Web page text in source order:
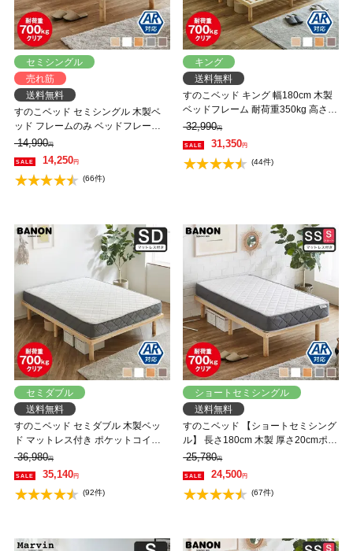
セミシングル
売れ筋
送料無料
すのこベッド セミシングル 木製ベ
ッド フレームのみ ベッドフレーム
ローベッド 高さ調整 組立簡単 ヘッ
ドレス 一人暮らし 北欧 低ホルムア
ルデヒド バノン【AR】
14,990円
14,250円
(66件)
キング
送料無料
すのこベッド キング 幅180cm 木製
ベッドフレーム 耐荷重350kg 高さ4
段階 低ホルムアルデヒド バノン
【AR】 【大型家具配送】
32,990円
31,350円
(44件)
セミダブル
送料無料
すのこベッド セミダブル 木製ベッ
ド マットレス付き ポケットコイル
マットレス ふつう 組立簡単 ヘッド
レス 一人暮らし 北欧 低ホルムアル
デヒド バノン【AR】 【大型家具配
送】
36,980円
35,140円
(92件)
ショートセミシングル
送料無料
すのこベッド 【ショートセミシング
ル】 長さ180cm 木製 厚さ20cmポケ
ットコイルマットレスセット 耐荷重
350kg 組立簡単 高さ4段階 低ホルム
アルデヒド バノン【AR】
25,780円
24,500円
(67件)